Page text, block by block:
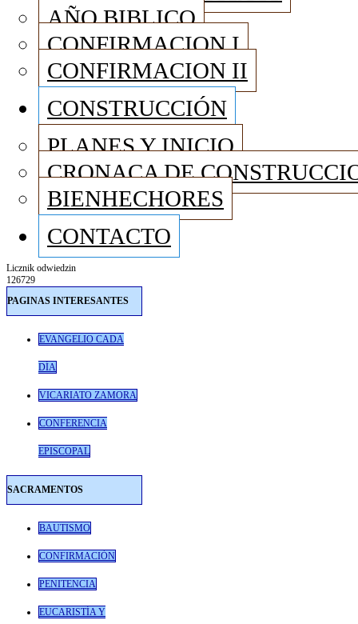
AÑO BIBLICO
CONFIRMACION I
CONFIRMACION II
CONSTRUCCIÓN
PLANES Y INICIO
CRONACA DE
BIENHECHORES
CONTACTO
Licznik odwiedzin
126729
PAGINAS INTERESANTES
EVANGELIO CADA
DÍA
VICARIATO ZAMORA
CONFERENCIA
EPISCOPAL
SACRAMENTOS
BAUTISMO
CONFIRMACIÓN
PENITENCIA
EUCARISTÍA Y